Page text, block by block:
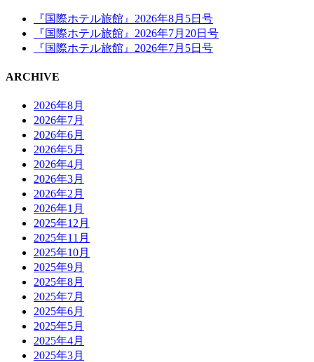
『国際ホテル旅館』2026年8月5日号
『国際ホテル旅館』2026年7月20日号
『国際ホテル旅館』2026年7月5日号
ARCHIVE
2026年8月
2026年7月
2026年6月
2026年5月
2026年4月
2026年3月
2026年2月
2026年1月
2025年12月
2025年11月
2025年10月
2025年9月
2025年8月
2025年7月
2025年6月
2025年5月
2025年4月
2025年3月